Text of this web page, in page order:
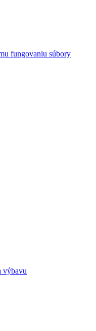
fungovaniu súbory
výbavu